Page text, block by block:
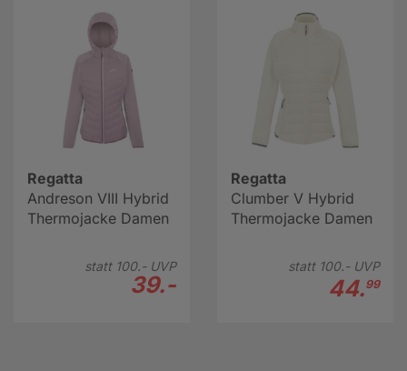
Regatta
Andreson VIII Hybrid
Thermojacke Damen
statt 100.-UVP
39.-
Regatta
Clumber V Hybrid
Thermojacke Damen
statt 100.-UVP
44.99